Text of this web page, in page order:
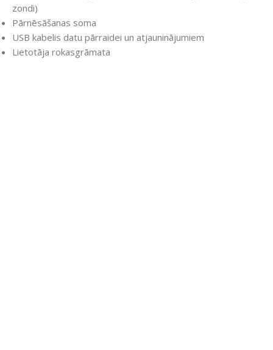
zondi)
Pārnēsāšanas soma
USB kabelis datu pārraidei un atjauninājumiem
Lietotāja rokasgrāmata